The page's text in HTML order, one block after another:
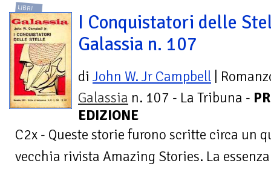
LIBRI
I Conquistatori delle
Galassia n. 107
di John W. Jr Campbell |
Galassia n. 107 - La Tribuna -
EDIZIONE
C2x - Queste storie furono scritte circa un
vecchia rivista Amazing Stories. La